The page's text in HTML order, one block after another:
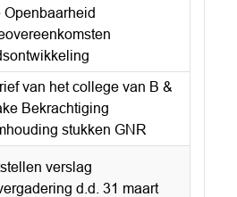
Openbaarheid
van het college van B &
Bekrachtiging
stukken GNR
verslag
d.d. 31 maart